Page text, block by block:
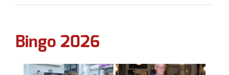
Bingo 2026